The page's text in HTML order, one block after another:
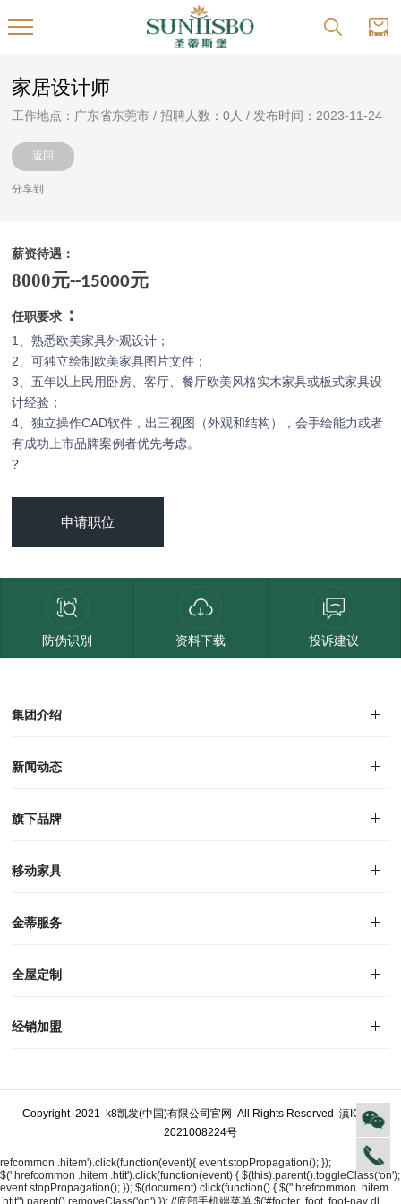
家居设计师
工作地点：广东省东莞市 / 招聘人数：0人 / 发布时间：2023-11-24
返回
分享到
薪资待遇：
8000元--15000元
任职要求 ：
1 、熟悉欧美家具外观设计；
2、可独立绘制欧美家具图片文件；
3、五年以上民用卧房、客厅、餐厅欧美风格实木家具或板式家具设
计经验；
4、独立操作CAD软件，出三视图（外观和结构），会手绘能力或者
有成功上市品牌案例者优先考虑。
?
申请职位
防伪识别 资料下载 投诉建议
集团介绍
集团介绍
企业文化
人才招聘
商学院
VR全景展厅
董事长介绍
新闻动态
旗下品牌
品牌文化
荣誉资质
产品专利
电子画册
移动家具
迪尚
西瑞
洛斯
里奥
洛卡
美舍
新古典
纯美
金蒂服务
售后服务
防伪识别
投诉建议
全屋定制
风格定制
空间定制
户型案例
材质展示
预约量尺
经销加盟
Copyright 2021 k8凯发(中国)有限公司官网 All Rights Reserved 滇ICP备
2021008224号
refcommon .hitem').click(function(event){ event.stopPropagation(); });
$('.hrefcommon .hitem .htit').click(function(event) { $(this).parent().toggleClass('on');
event.stopPropagation(); }); $(document).click(function() { $(".hrefcommon .hitem
.htit").parent().removeClass('on') }); //底部手机端菜单 $('#footer .foot .foot-nav dl